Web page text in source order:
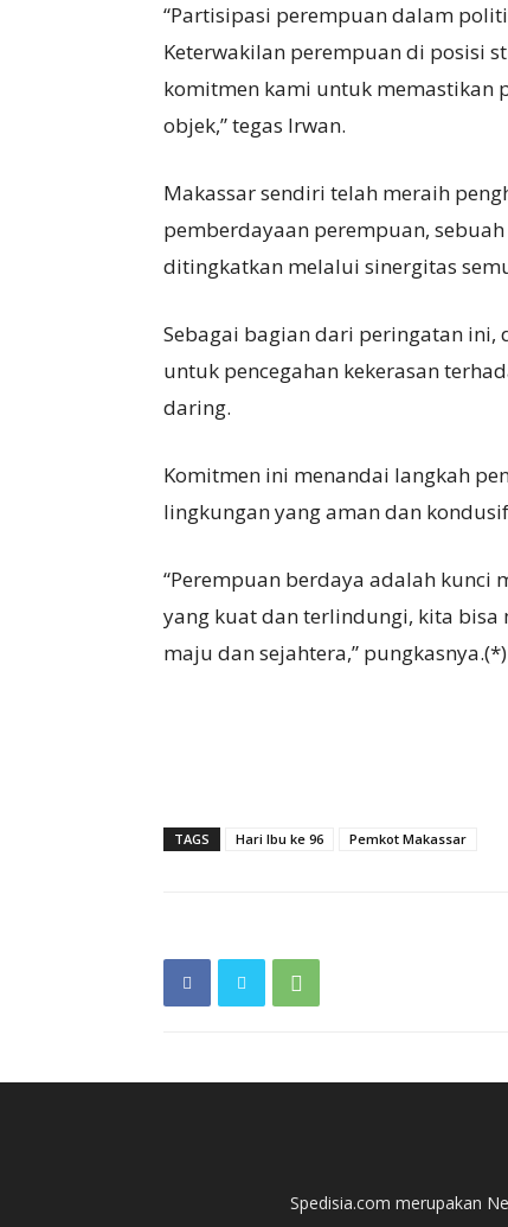
“Partisipasi perempuan dalam
Keterwakilan perempuan di posisi
komitmen kami untuk memastikan
objek,” tegas Irwan.
Makassar sendiri telah meraih
pemberdayaan perempuan,
ditingkatkan melalui sinergitas
Sebagai bagian dari peringatan
untuk pencegahan kekerasan
daring.
Komitmen ini menandai langkah
lingkungan yang aman dan
“Perempuan berdaya adalah kunci
yang kuat dan terlindungi, kita
maju dan sejahtera,” pungkasnya.(*)
TAGS Hari Ibu ke 96 Pemkot Makassar
Spedisia.com merupakan